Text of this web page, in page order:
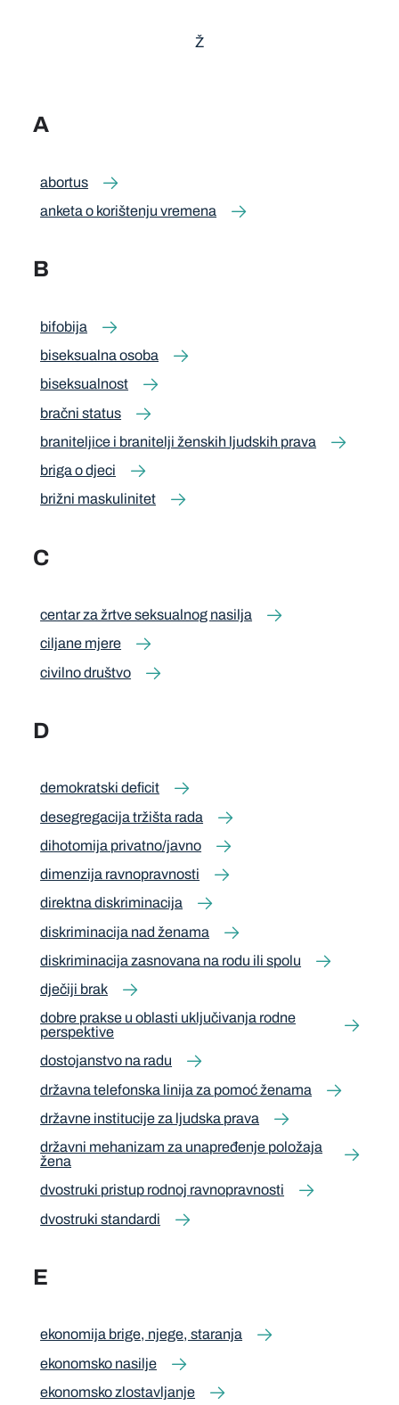
Ž
A
abortus
anketa o korištenju vremena
B
bifobija
biseksualna osoba
biseksualnost
bračni status
braniteljice i branitelji ženskih ljudskih prava
briga o djeci
brižni maskulinitet
C
centar za žrtve seksualnog nasilja
ciljane mjere
civilno društvo
D
demokratski deficit
desegregacija tržišta rada
dihotomija privatno/javno
dimenzija ravnopravnosti
direktna diskriminacija
diskriminacija nad ženama
diskriminacija zasnovana na rodu ili spolu
dječiji brak
dobre prakse u oblasti uključivanja rodne
perspektive
dostojanstvo na radu
državna telefonska linija za pomoć ženama
državne institucije za ljudska prava
državni mehanizam za unapređenje položaja
žena
dvostruki pristup rodnoj ravnopravnosti
dvostruki standardi
E
ekonomija brige, njege, staranja
ekonomsko nasilje
ekonomsko zlostavljanje